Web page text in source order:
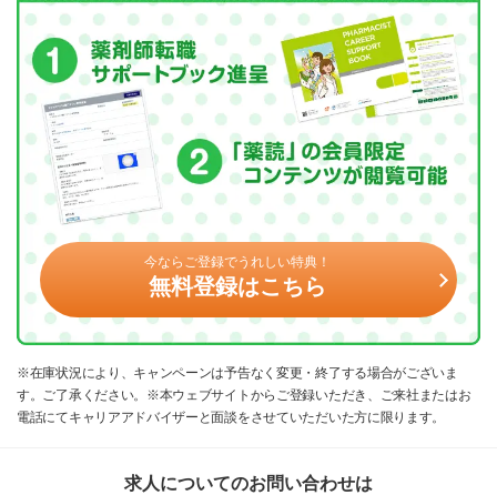
今ならご登録でうれしい特典！
無料登録はこちら
※在庫状況により、キャンペーンは予告なく変更・終了する場合がございま
す。ご了承ください。※本ウェブサイトからご登録いただき、ご来社またはお
電話にてキャリアアドバイザーと面談をさせていただいた方に限ります。
求人についてのお問い合わせは